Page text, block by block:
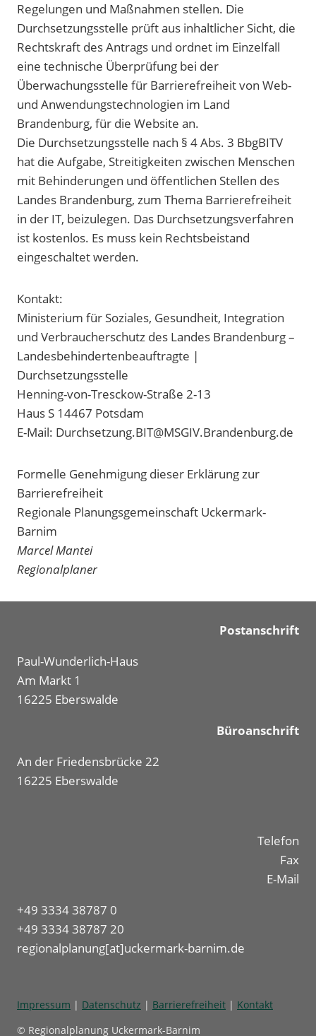
Regelungen und Maßnahmen stellen. Die
Durchsetzungsstelle prüft aus inhaltlicher Sicht, die
Rechtskraft des Antrags und ordnet im Einzelfall
eine technische Überprüfung bei der
Überwachungsstelle für Barrierefreiheit von Web-
und Anwendungstechnologien im Land
Brandenburg, für die Website an.
Die Durchsetzungsstelle nach § 4 Abs. 3 BbgBITV
hat die Aufgabe, Streitigkeiten zwischen Menschen
mit Behinderungen und öffentlichen Stellen des
Landes Brandenburg, zum Thema Barrierefreiheit
in der IT, beizulegen. Das Durchsetzungsverfahren
ist kostenlos. Es muss kein Rechtsbeistand
eingeschaltet werden.
Kontakt:
Ministerium für Soziales, Gesundheit, Integration
und Verbraucherschutz des Landes Brandenburg –
Landesbehindertenbeauftragte |
Durchsetzungsstelle
Henning-von-Tresckow-Straße 2-13
Haus S 14467 Potsdam
E-Mail: Durchsetzung.BIT@MSGIV.Brandenburg.de
Formelle Genehmigung dieser Erklärung zur
Barrierefreiheit
Regionale Planungsgemeinschaft Uckermark-
Barnim
Marcel Mantei
Regionalplaner
Postanschrift
Paul-Wunderlich-Haus
Am Markt 1
16225 Eberswalde
Büroanschrift
An der Friedensbrücke 22
16225 Eberswalde
Telefon
Fax
E-Mail
+49 3334 38787 0
+49 3334 38787 20
regionalplanung[at]uckermark-barnim.de
Impressum | Datenschutz | Barrierefreiheit | Kontakt
© Regionalplanung Uckermark-Barnim